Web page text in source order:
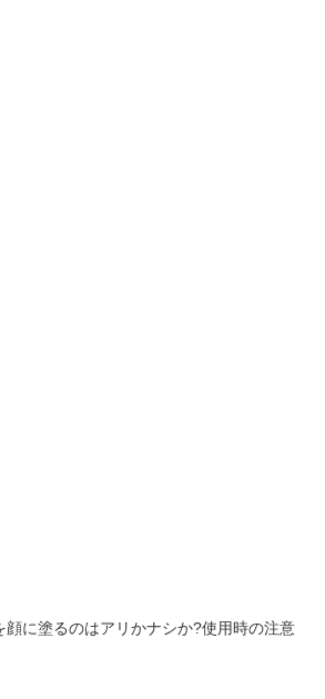
顔に塗るのはアリかナシか?使用時の注意